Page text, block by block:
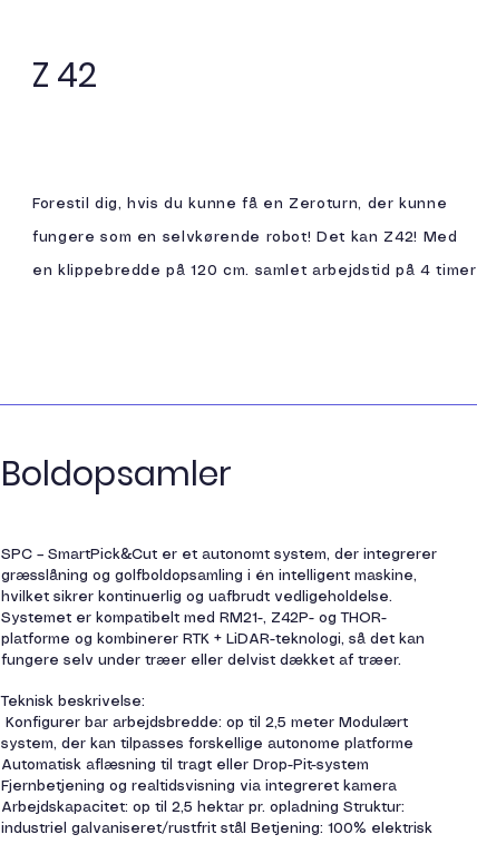
Boldopsamler
SPC – SmartPick&Cut er et autonomt system, der integrerer
græsslåning og golfboldopsamling i én intelligent maskine,
hvilket sikrer kontinuerlig og uafbrudt vedligeholdelse.
Systemet er kompatibelt med RM21-, Z42P- og THOR-
platforme og kombinerer RTK + LiDAR-teknologi, så det kan
fungere selv under træer eller delvist dækket af træer.
Teknisk beskrivelse:
Konfigurer bar arbejdsbredde: op til 2,5 meter Modulært
system, der kan tilpasses forskellige autonome platforme
Automatisk aflæsning til tragt eller Drop-Pit-system
Fjernbetjening og realtidsvisning via integreret kamera
Arbejdskapacitet: op til 2,5 hektar pr. opladning Struktur:
industriel galvaniseret/rustfrit stål Betjening: 100% elektrisk
Z 42
Forestil dig, hvis du kunne få en Zeroturn, der kunne
fungere som en selvkørende robot! Det kan Z42! Med
en klippebredde på 120 cm. samlet arbejdstid på 4 timer